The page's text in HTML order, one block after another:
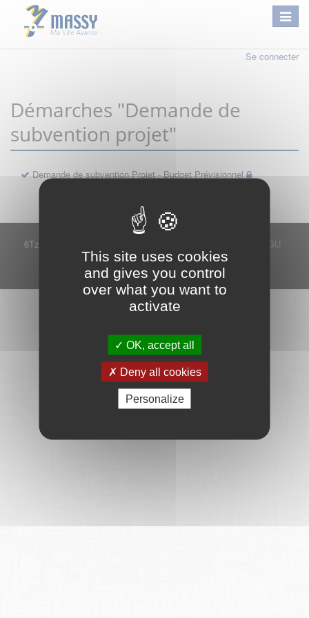
Se connecter
Démarches "Demande de
subvention projet"
Demande de subvention Projet - Budget Prévisionnel
6Tzen ©2015 - Tous droits réservés
CGU
Plan du site
FAQ
Contact
Ce service est proposé par6Tzen
This site uses cookies
and gives you control
over what you want to
activate
OK, accept all
Deny all cookies
Personalize